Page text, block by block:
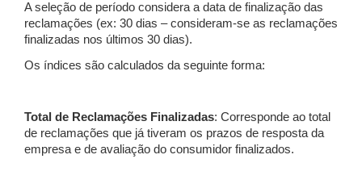
A seleção de período considera a data de finalização das
reclamações (ex: 30 dias – consideram-se as reclamações
finalizadas nos últimos 30 dias).
Os índices são calculados da seguinte forma:
Total de Reclamações Finalizadas: Corresponde ao total
de reclamações que já tiveram os prazos de resposta da
empresa e de avaliação do consumidor finalizados.